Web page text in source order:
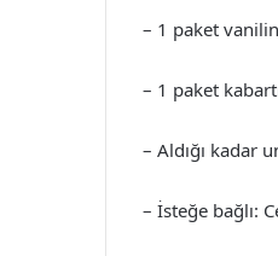
– 1 paket vanilin
– 1 paket
– Aldığı kadar
– İsteğe bağlı: